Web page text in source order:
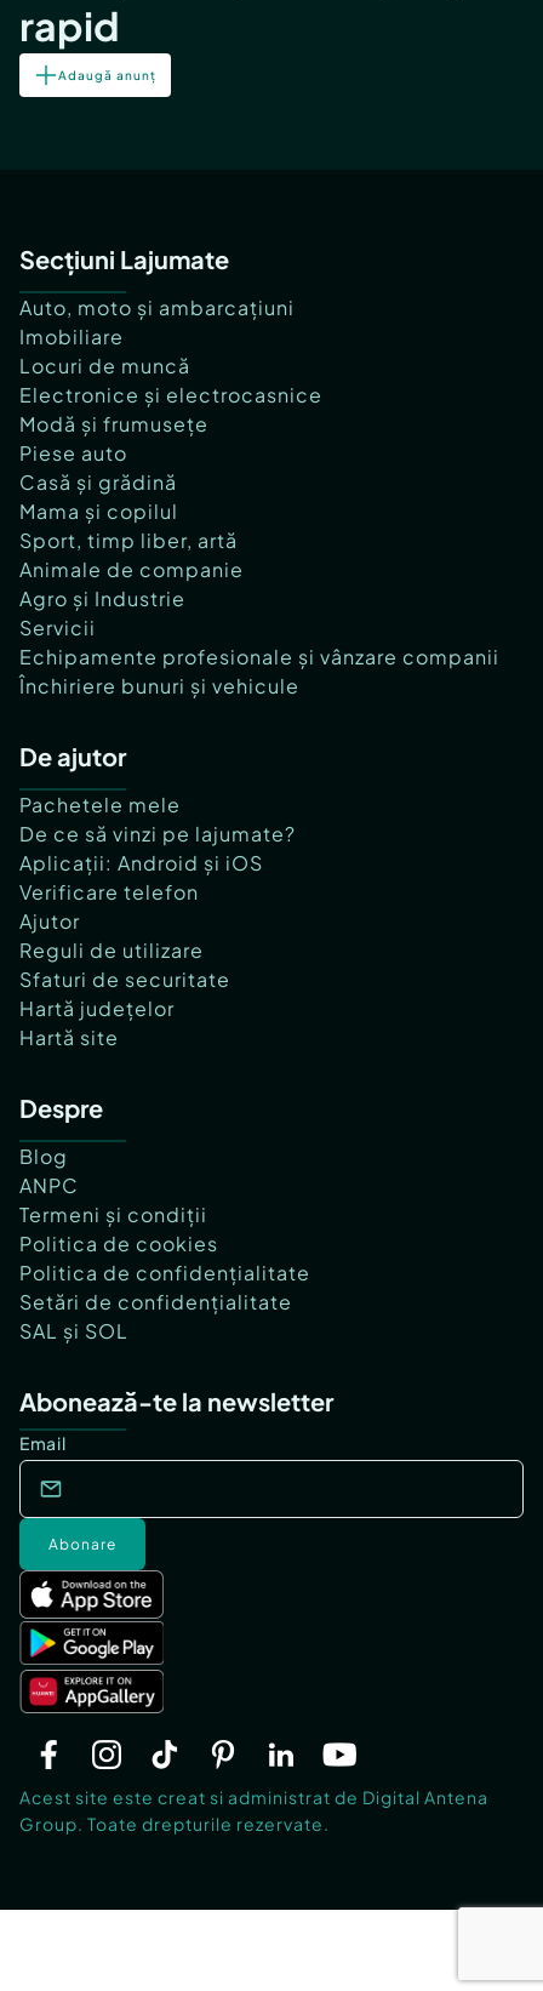
rapid
Adaugă anunț
Secțiuni Lajumate
Auto, moto și ambarcațiuni
Imobiliare
Locuri de muncă
Electronice și electrocasnice
Modă și frumusețe
Piese auto
Casă și grădină
Mama și copilul
Sport, timp liber, artă
Animale de companie
Agro și Industrie
Servicii
Echipamente profesionale și vânzare companii
Închiriere bunuri și vehicule
De ajutor
Pachetele mele
De ce să vinzi pe lajumate?
Aplicații: Android și iOS
Verificare telefon
Ajutor
Reguli de utilizare
Sfaturi de securitate
Hartă județelor
Hartă site
Despre
Blog
ANPC
Termeni și condiții
Politica de cookies
Politica de confidențialitate
Setări de confidențialitate
SAL și SOL
Abonează-te la newsletter
Email
Abonare
Acest site este creat si administrat de Digital Antena
Group. Toate drepturile rezervate.